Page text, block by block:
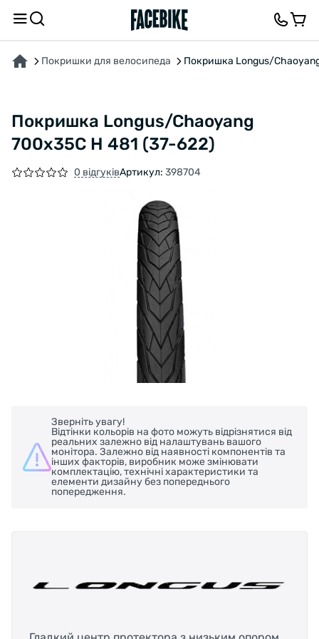
Покришки для велосипеда Покришка Longus/
Покришка Longus/Chaoyang
700x35C H 481 (37-622)
0 відгуківАртикул: 398704
Зверніть увагу!
Відтінки кольорів на фото можуть відрізнятися від
реальних залежно від налаштувань вашого
монітора. Залежно від наявності компонентів та
інших факторів, виробник може змінювати
комплектацію, технічні характеристики та
елементи дизайну без попереднього
попередження.
ПРО ТОВАР ХАРАКТЕРИСТИКИОПИС ВІДГУКИ ТА ЗАПИТАННЯ